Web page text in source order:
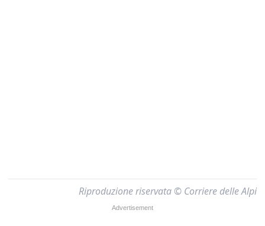
Riproduzione riservata © Corriere delle Alpi